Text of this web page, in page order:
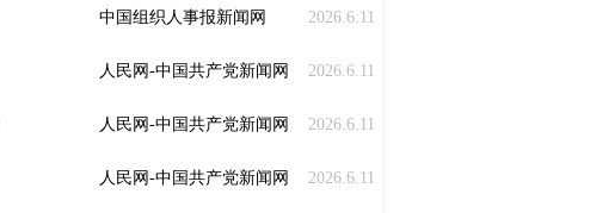
中国组织人事报新闻网 2026.6.11
人民网-中国共产党新闻网 2026.6.11
人民网-中国共产党新闻网 2026.6.11
人民网-中国共产党新闻网 2026.6.11